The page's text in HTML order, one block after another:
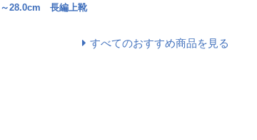
～28.0cm 長編上靴
すべてのおすすめ商品を見る